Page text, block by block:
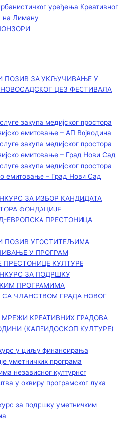
уређења Креативног
на Лиману
ПОЗИВ ЗА УКЉУЧИВАЊЕ У
ЏЕЗ ФЕСТИВАЛА
закупа медијског простора
емитовање – АП Војводинa
закупа медијског простора
емитовање – Град Нови Сад
закупа медијског простора
емитовање – Град Нови Сад
ЗА ИЗБОР КАНДИДАТА
ФОНДАЦИЈЕ
ЕВРОПСКА ПРЕСТОНИЦА
ПОЗИВ УГОСТИТЕЉИМА
У ПРОГРАМ
ПРЕСТОНИЦЕ КУЛТУРЕ
ЗА ПОДРШКУ
ПРОГРАМИМА
СА ЧЛАНСТВОМ ГРАДА НОВОГ
МРЕЖИ КРЕАТИВНИХ ГРАДОВА
(КАЛЕИДОСКОП КУЛТУРЕ)
у циљу финансирања
уметничких програма
независног културног
у оквиру програмског лука
за подршку уметничким